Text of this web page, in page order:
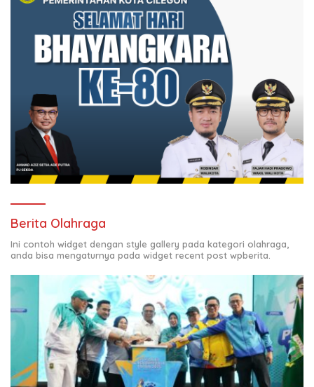
Berita Olahraga
Ini contoh widget dengan style gallery pada kategori olahraga,
anda bisa mengaturnya pada widget recent post wpberita.